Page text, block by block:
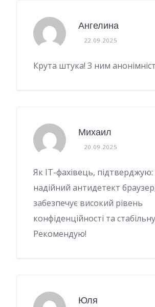
Ангелина
22.09.2025
Крута штука! З ним
Михаил
20.09.2025
Як ІТ-фахівець,
надійний антидетект
забезпечує високий рівень
конфіденційності та
Рекомендую!
Юля